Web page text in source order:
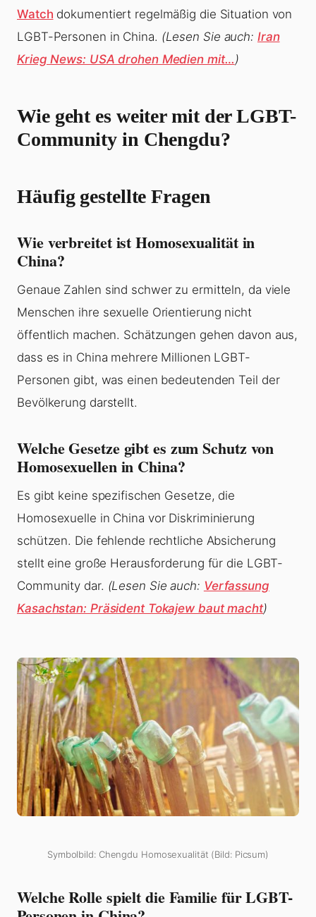
Watch dokumentiert regelmäßig die Situation von
LGBT-Personen in China. (Lesen Sie auch: Iran
Krieg News: USA drohen Medien mit…)
Wie geht es weiter mit der LGBT-
Community in Chengdu?
Häufig gestellte Fragen
Wie verbreitet ist Homosexualität in
China?
Genaue Zahlen sind schwer zu ermitteln, da viele
Menschen ihre sexuelle Orientierung nicht
öffentlich machen. Schätzungen gehen davon aus,
dass es in China mehrere Millionen LGBT-
Personen gibt, was einen bedeutenden Teil der
Bevölkerung darstellt.
Welche Gesetze gibt es zum Schutz von
Homosexuellen in China?
Es gibt keine spezifischen Gesetze, die
Homosexuelle in China vor Diskriminierung
schützen. Die fehlende rechtliche Absicherung
stellt eine große Herausforderung für die LGBT-
Community dar. (Lesen Sie auch: Verfassung
Kasachstan: Präsident Tokajew baut macht)
Symbolbild: Chengdu Homosexualität (Bild: Picsum)
Welche Rolle spielt die Familie für LGBT-